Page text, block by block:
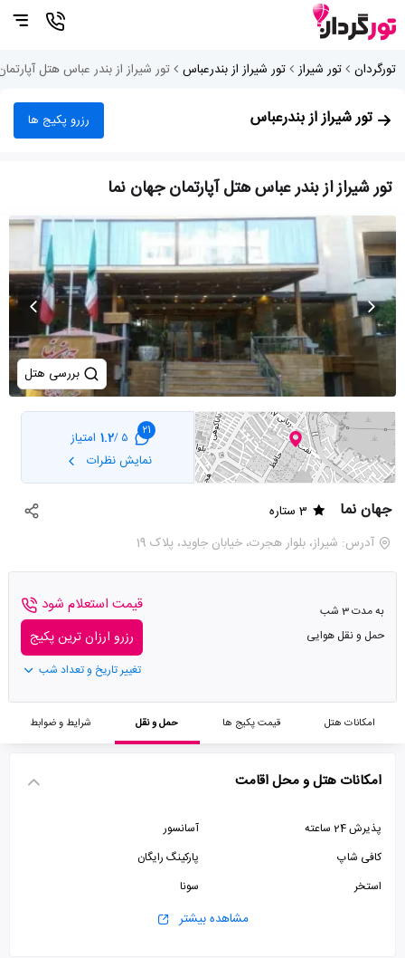
تورگردان تور شیراز تور شیراز از بندرعباس تور شیراز از بندر عباس هتل
تور شیراز از بندرعباس رزرو پکیج ها
تور شیراز از بندر عباس هتل آپارتمان جهان نما
بررسی هتل
21
5 /
1.2 امتیاز
نمایش نظرات
جهان نما
3 ستاره
آدرس: شیراز، بلوار هجرت، خیابان جاوید، پلاک 19
به مدت 3 شب
حمل و نقل هوایی
قیمت استعلام شود
رزرو ارزان ترین پکیج
تغییر تاریخ و تعداد شب
امکانات هتل قیمت پکیج ها حمل و نقل شرایط و ضوابط
امکانات هتل و محل اقامت
پذیرش 24 ساعته
آسانسور
کافی شاپ
پارکینگ رایگان
استخر
سونا
جکوزی
مشاهده بیشتر